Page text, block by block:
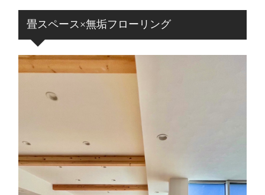
畳スペース×無垢フローリング